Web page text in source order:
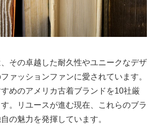
その卓越した耐久性やユニークなデザ
ァッションファンに愛されています。
めのアメリカ古着ブランドを10社厳
。リユースが進む現在、これらのブラ
の魅力を発揮しています。